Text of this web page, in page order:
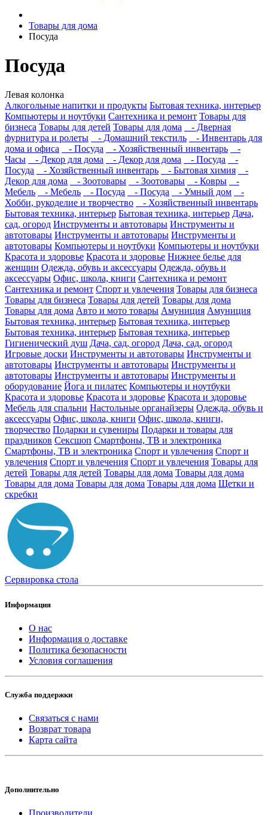
Товары для дома
Посуда
Посуда
Левая колонка
Алкогольные напитки и продукты Бытовая техника, интерьер
Компьютеры и ноутбуки Сантехника и ремонт Товары для
бизнеса Товары для детей Товары для дома
- Дверная
фурнитура и ролеты
- Домашний текстиль
- Инвентарь для
дома и офиса
- Посуда - Хозяйственный инвентарь
-
Часы
- Декор для дома - Декор для дома - Посуда
-
Посуда
- Хозяйственный инвентарь - Бытовая химия
-
Декор для дома
- Зоотовары - Зоотовары - Ковры
-
Мебель
- Мебель - Посуда - Посуда - Умный дом
-
Хобби, рукоделие и творчество
- Хозяйственный инвентарь
Бытовая техника, интерьер Бытовая техника, интерьер Дача,
сад, огород Инструменты и автотовары Инструменты и
автотовары Инструменты и автотовары Инструменты и
автотовары Компьютеры и ноутбуки Компьютеры и ноутбуки
Красота и здоровье Красота и здоровье Нижнее белье для
женщин Одежда, обувь и аксессуары Одежда, обувь и
аксессуары Офис, школа, книги Сантехника и ремонт
Сантехника и ремонт Спорт и увлечения Товары для бизнеса
Товары для бизнеса Товары для детей Товары для дома
Товары для дома Авто и мото товары Амуниция Амуниция
Бытовая техника, интерьер Бытовая техника, интерьер
Бытовая техника, интерьер Бытовая техника, интерьер
Гигиенический душ Дача, сад, огород Дача, сад, огород
Игровые доски Инструменты и автотовары Инструменты и
автотовары Инструменты и автотовары Инструменты и
автотовары Инструменты и автотовары Инструменты и
оборудование Йога и пилатес Компьютеры и ноутбуки
Красота и здоровье Красота и здоровье Красота и здоровье
Мебель для спальни Настольные органайзеры Одежда, обувь и
аксессуары Офис, школа, книги Офис, школа, книги,
творчество Подарки и сувениры Подарки и товары для
праздников Сексшоп Смартфоны, ТВ и электроника
Смартфоны, ТВ и электроника Спорт и увлечения Спорт и
увлечения Спорт и увлечения Спорт и увлечения Товары для
детей Товары для детей Товары для дома Товары для дома
Товары для дома Товары для дома Товары для дома Щетки и
скребки
Сервировка стола
Информация
О нас
Информация о доставке
Политика безопасности
Условия соглашения
Служба поддержки
Связаться с нами
Возврат товара
Карта сайта
Дополнительно